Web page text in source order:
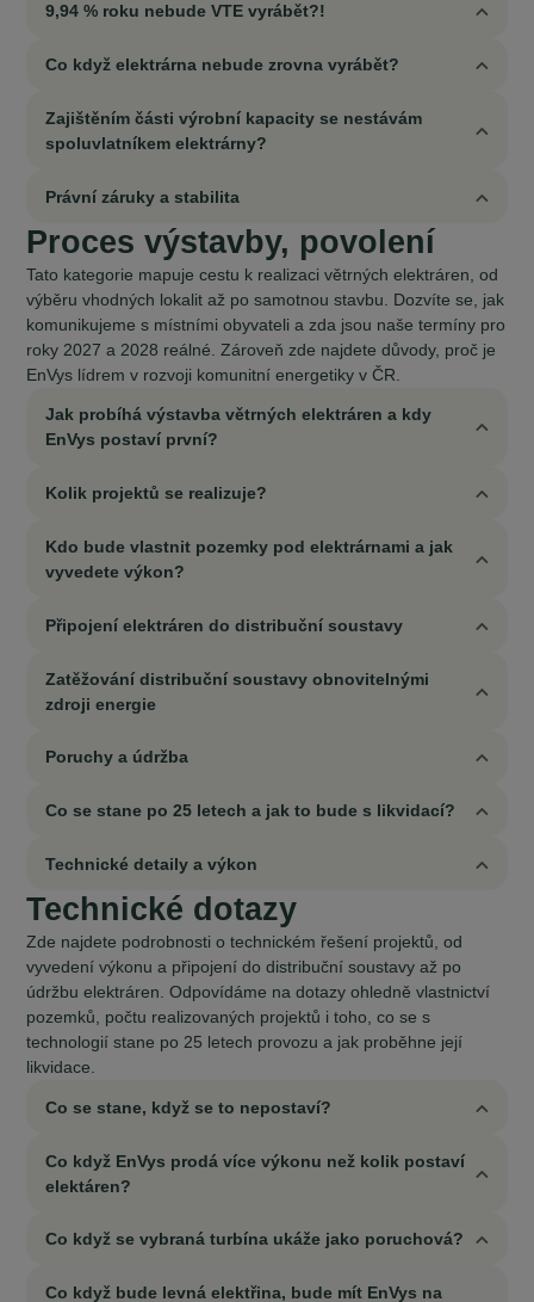
9,94 % roku nebude VTE vyrábět?!
Co když elektrárna nebude zrovna vyrábět?
Zajištěním části výrobní kapacity se nestávám
spoluvlatníkem elektrárny?
Právní záruky a stabilita
Proces výstavby, povolení
Tato kategorie mapuje cestu k realizaci větrných elektráren, od
výběru vhodných lokalit až po samotnou stavbu. Dozvíte se, jak
komunikujeme s místními obyvateli a zda jsou naše termíny pro
roky 2027 a 2028 reálné. Zároveň zde najdete důvody, proč je
EnVys lídrem v rozvoji komunitní energetiky v ČR.
Jak probíhá výstavba větrných elektráren a kdy
EnVys postaví první?
Kolik projektů se realizuje?
Kdo bude vlastnit pozemky pod elektrárnami a jak
vyvedete výkon?
Připojení elektráren do distribuční soustavy
Zatěžování distribuční soustavy obnovitelnými
zdroji energie
Poruchy a údržba
Co se stane po 25 letech a jak to bude s likvidací?
Technické detaily a výkon
Technické dotazy
Zde najdete podrobnosti o technickém řešení projektů, od
vyvedení výkonu a připojení do distribuční soustavy až po
údržbu elektráren. Odpovídáme na dotazy ohledně vlastnictví
pozemků, počtu realizovaných projektů i toho, co se s
technologií stane po 25 letech provozu a jak proběhne její
likvidace.
Co se stane, když se to nepostaví?
Co když EnVys prodá více výkonu než kolik postaví
elektáren?
Co když se vybraná turbína ukáže jako poruchová?
Co když bude levná elektřina, bude mít EnVys na